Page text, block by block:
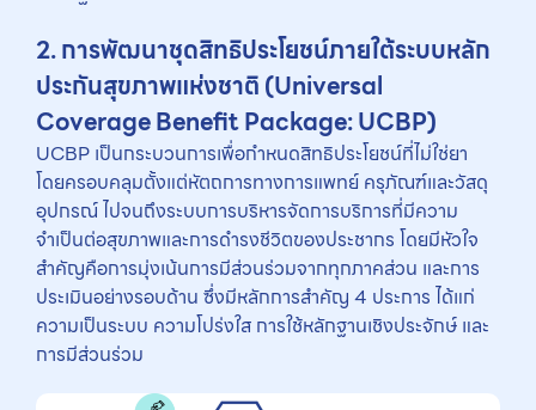
2. การพัฒนาชุดสิทธิประโยชน์ภายใต้ระบบหลัก
ประกันสุขภาพแห่งชาติ (Universal
Coverage Benefit Package: UCBP)
UCBP เป็นกระบวนการเพื่อกำหนดสิทธิประโยชน์ที่ไม่ใช่ยา
โดยครอบคลุมตั้งแต่หัตถการทางการแพทย์ ครุภัณฑ์และวัสดุ
อุปกรณ์ ไปจนถึงระบบการบริหารจัดการบริการที่มีความ
จำเป็นต่อสุขภาพและการดำรงชีวิตของประชากร โดยมีหัวใจ
สำคัญคือการมุ่งเน้นการมีส่วนร่วมจากทุกภาคส่วน และการ
ประเมินอย่างรอบด้าน ซึ่งมีหลักการสำคัญ 4 ประการ ได้แก่
ความเป็นระบบ ความโปร่งใส การใช้หลักฐานเชิงประจักษ์ และ
การมีส่วนร่วม